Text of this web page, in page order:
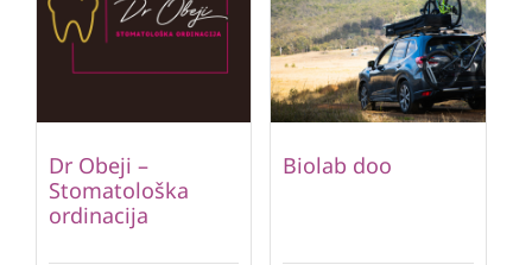
Dr Obeji –
Stomatološka
ordinacija
Biolab doo